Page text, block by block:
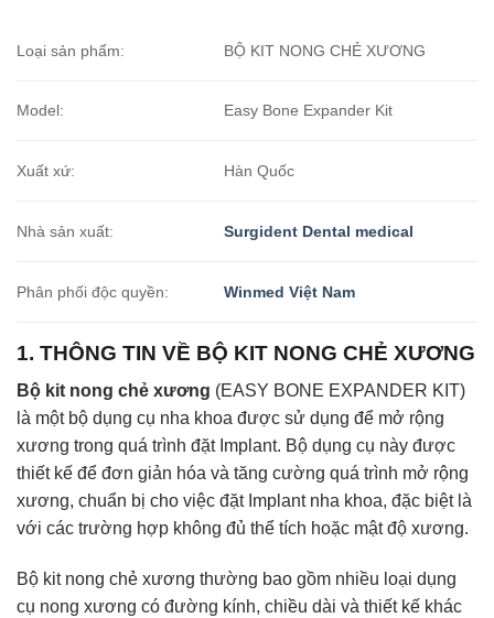
Loại sản phẩm: BỘ KIT NONG CHẺ XƯƠNG
Model: Easy Bone Expander Kit
Xuất xứ: Hàn Quốc
Nhà sản xuất: Surgident Dental medical
Phân phối độc quyền: Winmed Việt Nam
1. THÔNG TIN VỀ BỘ KIT NONG CHẺ XƯƠNG
Bộ kit nong chẻ xương (EASY BONE EXPANDER KIT)
là một bộ dụng cụ nha khoa được sử dụng để mở rộng
xương trong quá trình đặt Implant. Bộ dụng cụ này được
thiết kế để đơn giản hóa và tăng cường quá trình mở rộng
xương, chuẩn bị cho việc đặt Implant nha khoa, đặc biệt là
với các trường hợp không đủ thể tích hoặc mật độ xương.
Bộ kit nong chẻ xương thường bao gồm nhiều loại dụng
cụ nong xương có đường kính, chiều dài và thiết kế khác